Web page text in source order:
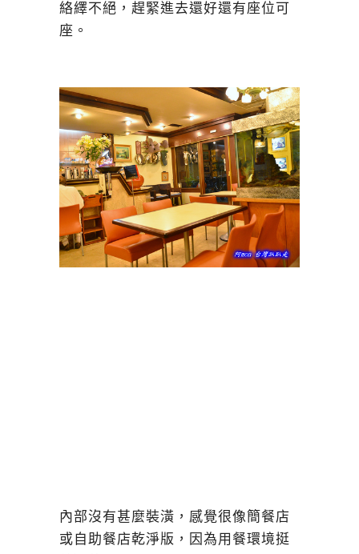
絡繹不絕，趕緊進去還好還有座位可
座。
內部沒有甚麼裝潢，感覺很像簡餐店
或自助餐店乾淨版，因為用餐環境挺